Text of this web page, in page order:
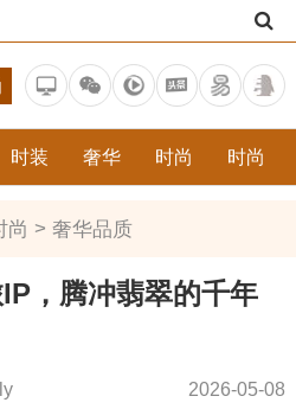
时装 奢华 时尚 时尚
尚 > 奢华品质
，腾冲翡翠的千年
2026-05-08